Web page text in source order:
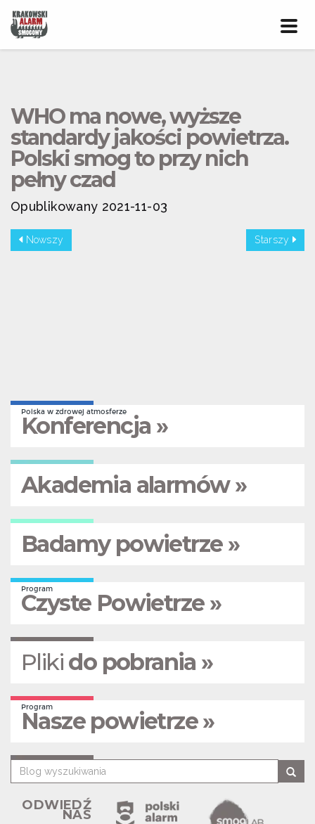
WHO ma nowe, wyższe
standardy jakości powietrza.
Polski smog to przy nich
pełny czad
Opublikowany 2021-11-03
Nowszy Starszy
Polska w zdrowej atmosferze
Konferencja »
Akademia alarmów »
Badamy powietrze »
Program
Czyste Powietrze »
Pliki do pobrania »
Program
Nasze powietrze »
ODWIEDŹ
NAS